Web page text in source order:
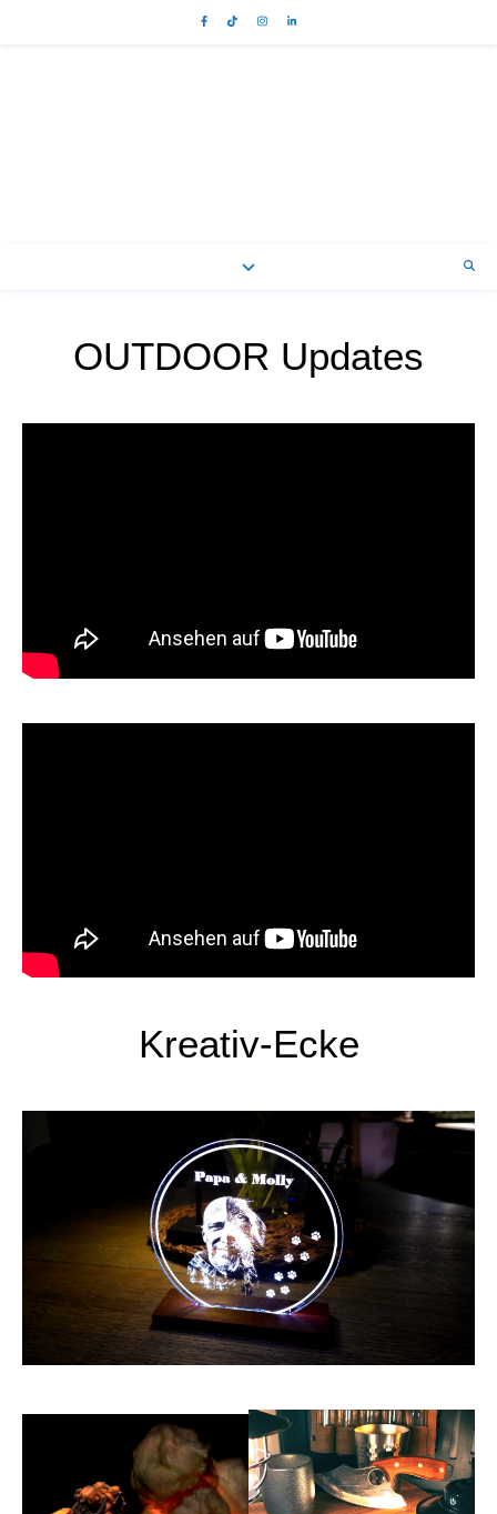
OUTDOOR Updates
Kreativ-Ecke